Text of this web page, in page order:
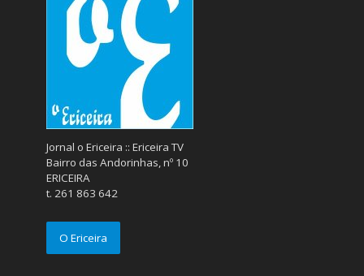
Jornal o Ericeira :: Ericeira TV
Bairro das Andorinhas, nº 10
ERICEIRA
t. 261 863 642
O Ericeira